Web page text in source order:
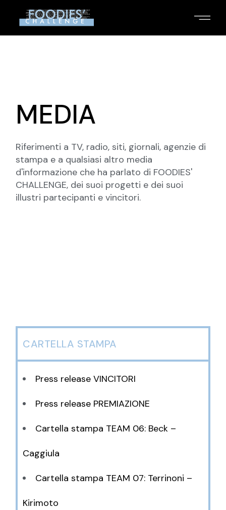
MEDIA
Riferimenti a TV, radio, siti, giornali, agenzie di
stampa e a qualsiasi altro media
d'informazione che ha parlato di FOODIES'
CHALLENGE, dei suoi progetti e dei suoi
illustri partecipanti e vincitori.
CARTELLA STAMPA
Press release VINCITORI
Press release PREMIAZIONE
Cartella stampa TEAM 06: Beck –
Caggiula
Cartella stampa TEAM 07: Terrinoni –
Kirimoto